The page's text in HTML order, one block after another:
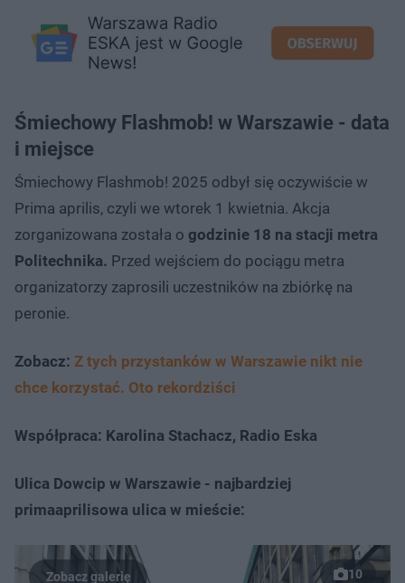
Śmiechowy Flashmob!​ w Warszawie - data
i miejsce
Śmiechowy Flashmob!​ 2025 odbył się oczywiście w
Prima aprilis, czyli we wtorek 1 kwietnia. Akcja
zorganizowana została o godzinie 18 na stacji metra
Politechnika. Przed wejściem do pociągu metra
organizatorzy zaprosili uczestników na zbiórkę na
peronie.
Zobacz: Z tych przystanków w Warszawie nikt nie
chce korzystać. Oto rekordziści
Współpraca: Karolina Stachacz, Radio Eska
Ulica Dowcip w Warszawie - najbardziej
primaaprilisowa ulica w mieście:
10